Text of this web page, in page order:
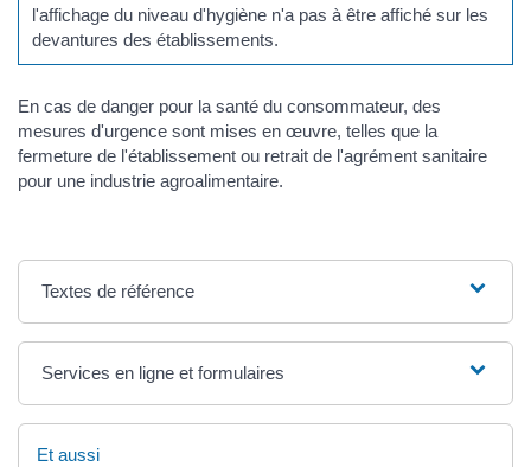
l'affichage du niveau d'hygiène n'a pas à être affiché sur les
devantures des établissements.
En cas de danger pour la santé du consommateur, des
mesures d'urgence sont mises en œuvre, telles que la
fermeture de l'établissement ou retrait de l'agrément sanitaire
pour une industrie agroalimentaire.
Textes de référence
Services en ligne et formulaires
Et aussi